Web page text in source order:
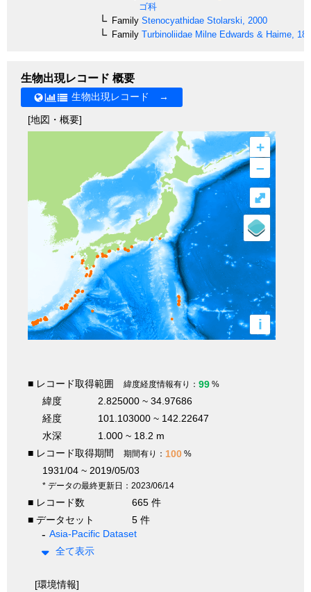
ゴ科
Family Stenocyathidae Stolarski, 2000
Family Turbinoliidae Milne Edwards & Haime,
生物出現レコード 概要
生物出現レコード →
[地図・概要]
+
–
i
⤢
■ レコード取得範囲 緯度経度情報有り： 99 %
緯度
2.825000 ~ 34.97686
経度
101.103000 ~ 142.22647
水深
1.000 ~ 18.2 m
■ レコード取得期間
期間有り： 100 %
1931/04 ~ 2019/05/03
* データの最終更新日：2023/06/14
■ レコード数
665 件
■ データセット
5 件
Asia-Pacific Dataset
全て表示
[環境情報]